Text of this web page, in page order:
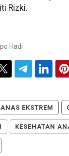
Rizki.
Hadi
EKSTREM
KESEHATAN